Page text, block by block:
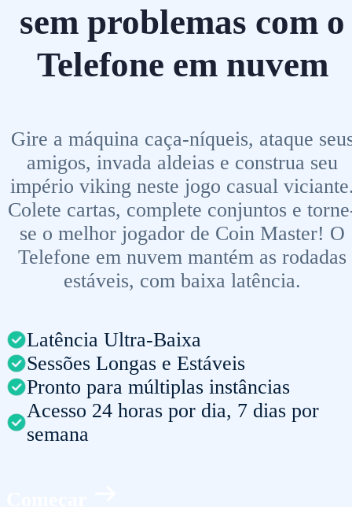
sem problemas com o
Telefone em nuvem
Gire a máquina caça-níqueis, ataque
amigos, invada aldeias e construa seu
império viking neste jogo casual
Colete cartas, complete conjuntos e
se o melhor jogador de Coin Master! O
Telefone em nuvem mantém as rodadas
estáveis, com baixa latência.
Latência Ultra-Baixa
Sessões Longas e Estáveis
Pronto para múltiplas instâncias
Acesso 24 horas por dia, 7 dias por
semana